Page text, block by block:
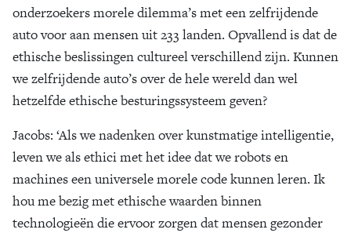
onderzoekers morele dilemma’s met een zelfrijdende
auto voor aan mensen uit 233 landen. Opvallend is dat de
ethische beslissingen cultureel verschillend zijn. Kunnen
we zelfrijdende auto’s over de hele wereld dan wel
hetzelfde ethische besturingssysteem geven?
Jacobs: ‘Als we nadenken over kunstmatige intelligentie,
leven we als ethici met het idee dat we robots en
machines een universele morele code kunnen leren. Ik
hou me bezig met ethische waarden binnen
technologieën die ervoor zorgen dat mensen gezonder